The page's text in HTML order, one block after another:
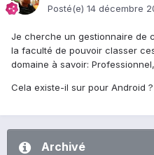
Posté(e) 14 décembre
Je cherche un gestionnaire de
la faculté de pouvoir classer
domaine à savoir:
Cela existe-il sur pour Android
Archivé